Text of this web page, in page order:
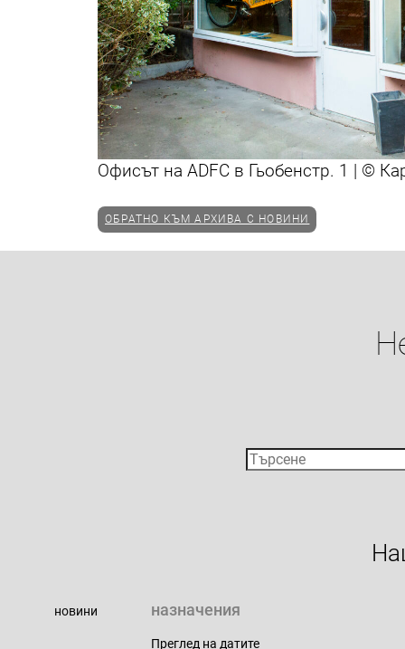
Офисът на ADFC в Гьобенстр. 1 | ©
ОБРАТНО КЪМ АРХИВА С НОВИНИ
новини назначения
Преглед на датите